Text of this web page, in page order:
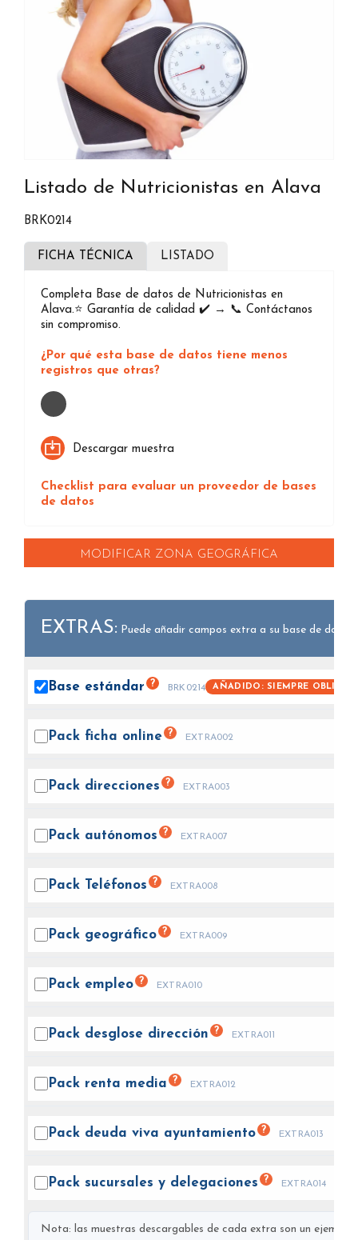
Listado de Nutricionistas en Alava
BRK0214
FICHA TÉCNICA LISTADO
Completa Base de datos de Nutricionistas en
Alava.⭐️ Garantía de calidad ✔️ → 📞 Contáctanos
sin compromiso.
¿Por qué esta base de datos tiene menos
registros que otras?
Loading...
Descargar muestra
Checklist para evaluar un proveedor de bases
de datos
MODIFICAR ZONA GEOGRÁFICA
EXTRAS: Puede añadir campos extra a su base de datos.
Base estándar ? BRK0214 AÑADIDO: SIEMPRE
Pack ficha online ? EXTRA002
Pack direcciones ? EXTRA003
Pack autónomos ? EXTRA007
Pack Teléfonos ? EXTRA008
Pack geográfico ? EXTRA009
Pack empleo ? EXTRA010
Pack desglose dirección ? EXTRA011
Pack renta media ? EXTRA012
Pack deuda viva ayuntamiento ? EXTRA013
Pack sucursales y delegaciones ? EXTRA014
Nota: las muestras descargables de cada extra son un